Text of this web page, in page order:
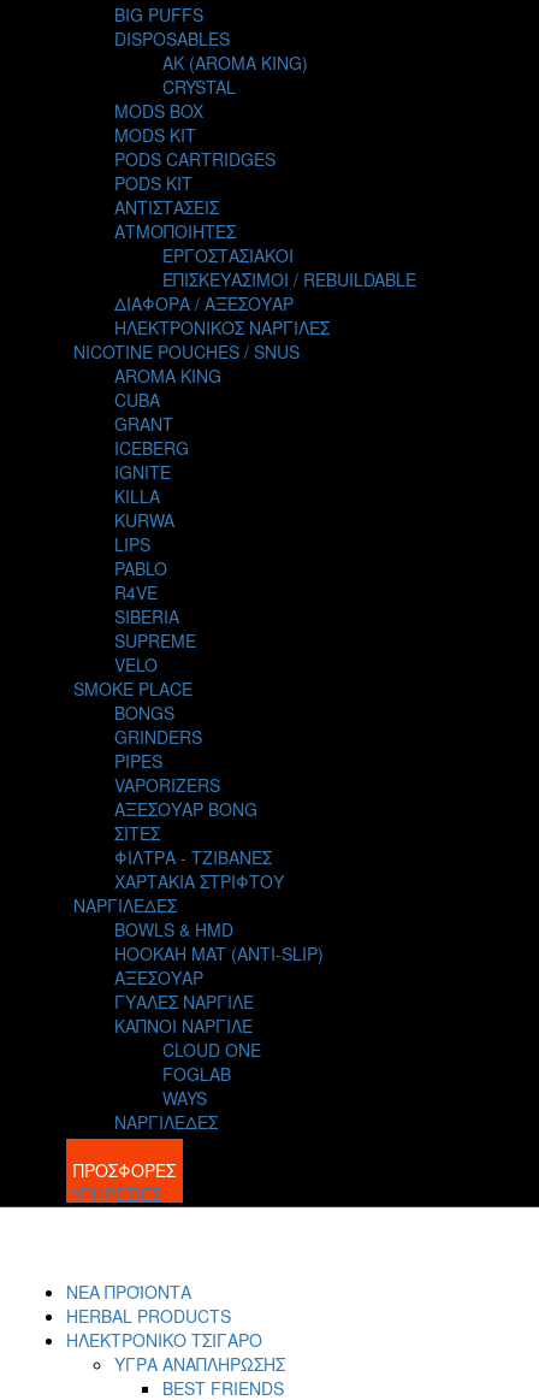
NUBO
OMERTA LIQUIDS
OPMH PROJECT
S-ELF JUICE
SADBOY
SCANDAL
SECRET FOREST
STEAM CITY LIQUIDS
STEAM TRAIN
STEAMPUNK
TALES
TATTOO
THE ALCHEMIST
THE SMOKER'S CLUB
TIKI MAHU
TWIST
VGOD
WILD ZOO
YETI
BIG PUFFS
DISPOSABLES
AK (AROMA KING)
CRYSTAL
MODS BOX
MODS KIT
PODS CARTRIDGES
PODS KIT
ΑΝΤΙΣΤΑΣΕΙΣ
ΑΤΜΟΠΟΙΗΤΕΣ
ΕΡΓΟΣΤΑΣΙΑΚΟΙ
ΕΠΙΣΚΕΥΑΣΙΜΟΙ / REBUILDABLE
ΔΙΑΦΟΡΑ / ΑΞΕΣΟΥΑΡ
ΗΛΕΚΤΡΟΝΙΚΟΣ ΝΑΡΓΙΛΕΣ
NICOTINE POUCHES / SNUS
AROMA KING
CUBA
GRANT
ICEBERG
IGNITE
KILLA
KURWA
LIPS
PABLO
R4VE
SIBERIA
SUPREME
VELO
SMOKE PLACE
BONGS
GRINDERS
PIPES
VAPORIZERS
ΑΞΕΣΟΥΑΡ BONG
ΣΙΤΕΣ
ΦΙΛΤΡΑ - ΤΖΙΒΑΝΕΣ
ΧΑΡΤΑΚΙΑ ΣΤΡΙΦΤΟΥ
ΝΑΡΓΙΛΕΔΕΣ
BOWLS & HMD
HOOKAH MAT (ANTI-SLIP)
ΑΞΕΣΟΥΑΡ
ΓΥΑΛΕΣ ΝΑΡΓΙΛΕ
ΚΑΠΝΟΙ ΝΑΡΓΙΛΕ
CLOUD ONE
FOGLAB
WAYS
ΝΑΡΓΙΛΕΔΕΣ
BLOG
ΠΡΟΣΦΟΡΕΣ
ΥΠΗΡΕΣΙΕΣ
ΝΕΑ ΠΡΟΪΟΝΤΑ
HERBAL PRODUCTS
ΗΛΕΚΤΡΟΝΙΚΟ ΤΣΙΓΑΡΟ
ΥΓΡΑ ΑΝΑΠΛΗΡΩΣΗΣ
BEST FRIENDS